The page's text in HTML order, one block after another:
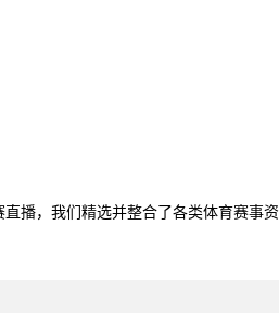
播，我们精选并整合了各类体育赛事资